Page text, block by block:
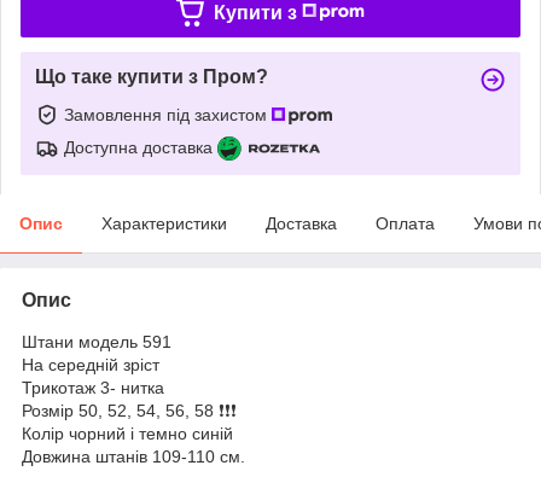
Купити з
Що таке купити з Пром?
Замовлення під захистом
Доступна доставка
Опис Характеристики Доставка Оплата Умови
Опис
Штани модель 591
На середній зріст
Трикотаж 3- нитка
Розмір 50, 52, 54, 56, 58 ❗️❗️❗️
Колір чорний і темно синій
Довжина штанів 109-110 см.